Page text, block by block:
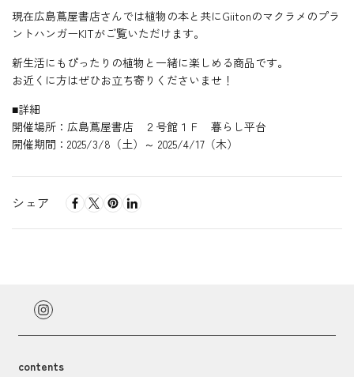
現在広島蔦屋書店さんでは植物の本と共にGiitonのマクラメのプラ
ントハンガーKITがご覧いただけます。
新生活にもぴったりの植物と一緒に楽しめる商品です。
お近くに方はぜひお立ち寄りくださいませ！
■詳細
開催場所：広島蔦屋書店
２号館１Ｆ 暮らし平台
開催期間：2025/3/8（土）～ 2025/4/17（木）
シェア
contents